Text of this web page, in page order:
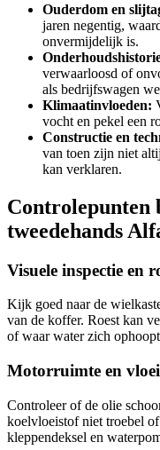
Ouderdom en
jaren negentig,
onvermijdelijk is.
verwaarloosd of
als bedrijfswagen
Klimaatinvloeden:
vocht en pekel een
Constructie en
van toen zijn niet
kan verklaren.
Controlepunten
tweedehands
Visuele inspectie en
Kijk goed naar de
van de koffer. Roest kan
of waar water zich
Motorruimte en
Controleer of de olie
koelvloeistof niet troebel
kleppendeksel en